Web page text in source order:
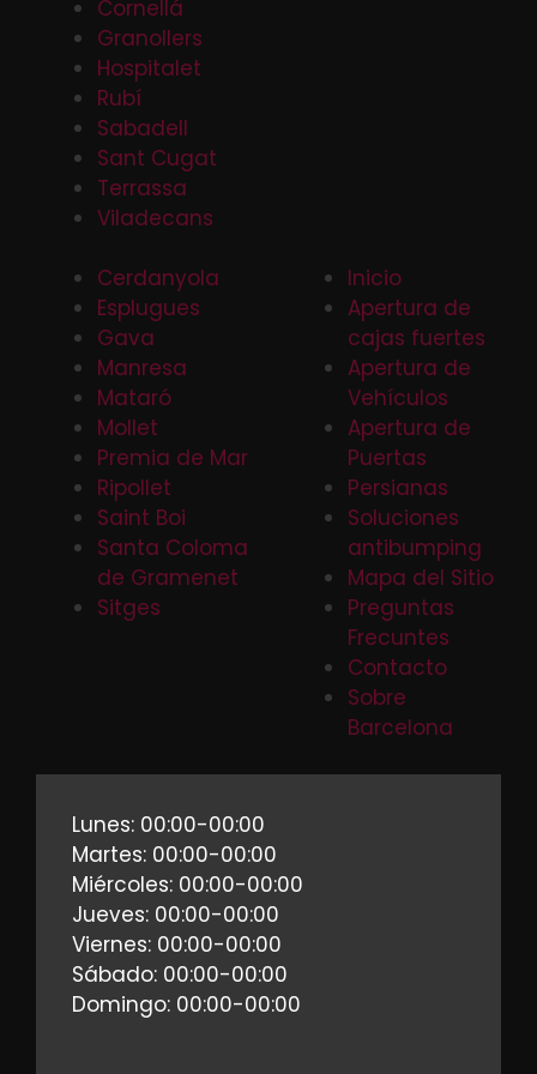
Cornellá
Granollers
Hospitalet
Rubí
Sabadell
Sant Cugat
Terrassa
Viladecans
Cerdanyola
Esplugues
Gava
Manresa
Mataró
Mollet
Premia de Mar
Ripollet
Saint Boi
Santa Coloma
de Gramenet
Sitges
Inicio
Apertura de
cajas fuertes
Apertura de
Vehículos
Apertura de
Puertas
Persianas
Soluciones
antibumping
Mapa del Sitio
Preguntas
Frecuntes
Contacto
Sobre
Barcelona
Lunes: 00:00-00:00
Martes: 00:00-00:00
Miércoles: 00:00-00:00
Jueves: 00:00-00:00
Viernes: 00:00-00:00
Sábado: 00:00-00:00
Domingo: 00:00-00:00